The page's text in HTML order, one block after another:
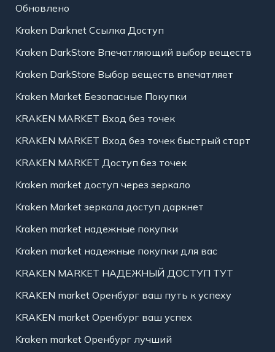
Обновлено
Kraken Darknet Ссылка Доступ
Kraken DarkStore Впечатляющий выбор веществ
Kraken DarkStore Выбор веществ впечатляет
Kraken Market Безопасные Покупки
KRAKEN MARKET Вход без точек
KRAKEN MARKET Вход без точек быстрый старт
KRAKEN MARKET Доступ без точек
Kraken market доступ через зеркало
Kraken Market зеркала доступ даркнет
Kraken market надежные покупки
Kraken market надежные покупки для вас
KRAKEN MARKET НАДЕЖНЫЙ ДОСТУП ТУТ
KRAKEN market Оренбург ваш путь к успеху
KRAKEN market Оренбург ваш успех
Kraken market Оренбург лучший